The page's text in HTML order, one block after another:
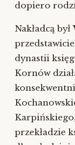
dopiero
Nakładcą był
dynastii
Kornów
przekładzie